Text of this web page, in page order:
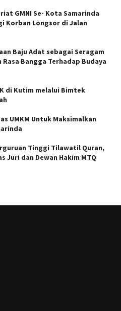
GMNI Se- Kota Samarinda
Korban Longsor di Jalan
Baju Adat sebagai Seragam
Bangga Terhadap Budaya
di Kutim melalui Bimtek
UMKM Untuk Maksimalkan
Tinggi Tilawatil Quran,
Juri dan Dewan Hakim MTQ